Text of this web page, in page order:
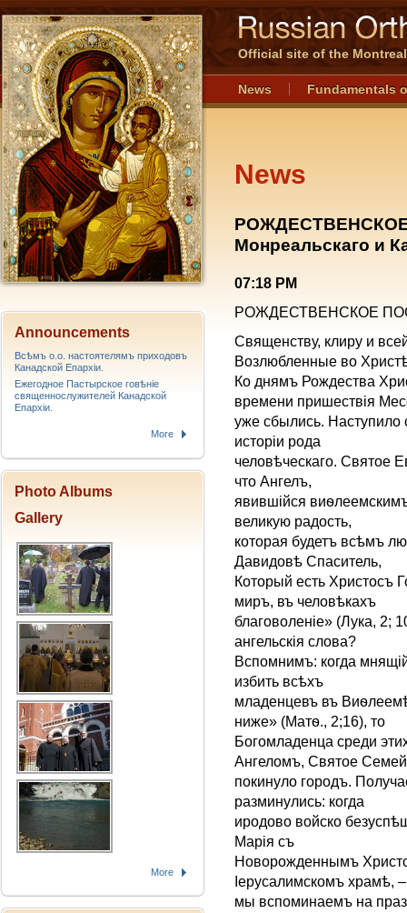
Official site of the
News Fundamentals
News
РОЖДЕСТВЕНСКОЕ
Монреальскаго и
07:18 PM
РОЖДЕСТВЕНСКОЕ
Священству, клиру и
Возлюбленные во
Ко днямъ Рождества
времени пришествія
уже сбылись.
исторіи рода
человѣческаго. Святое
что Ангелъ,
явившійся
великую радость,
которая будетъ всѣмъ
Давидовѣ Спаситель,
Который есть Христосъ
миръ, въ человѣкахъ
благоволеніе» (Лукa, 2;
ангельскія слова?
Вспомнимъ: когда
избить всѣхъ
младенцевъ въ
ниже» (Матѳ., 2;16), то
Богомладенца среди
Ангеломъ, Святое
покинуло городъ.
разминулись: когда
иродово войско
Марія съ
Новорожденнымъ
Іерусалимскомъ храмѣ,
мы вспоминаемъ на
Announcements
Всѣмъ о.о. настоятелямъ приходовъ
Канадской Епархiи.
Ежегодное Пастырское говѣніе
священнослужителей Канадской
Епархіи.
More
Photo Albums
Gallery
More